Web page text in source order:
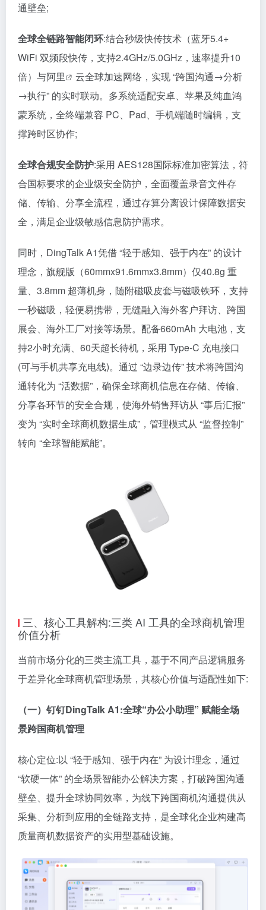
通壁垒;
全球全链路智能闭环:结合秒级快传技术（蓝牙5.4+
WiFi 双频段快传，支持2.4GHz/5.0GHz，速率提升10
倍）与阿里
云全球加速网络，实现 “跨国沟通→分析
→执行” 的实时联动。多系统适配安卓、苹果及纯血鸿
蒙系统，全终端兼容 PC、Pad、手机端随时编辑，支
撑跨时区协作;
全球合规安全防护:采用 AES128国际标准加密算法，符
合国标要求的企业级安全防护，全面覆盖录音文件存
储、传输、分享全流程，通过存算分离设计保障数据安
全，满足企业级敏感信息防护需求。
同时，DingTalk A1凭借 “轻于感知、强于内在” 的设计
理念，旗舰版（60mmx91.6mmx3.8mm）仅40.8g 重
量、3.8mm 超薄机身，随附磁吸皮套与磁吸铁环，支持
一秒磁吸，轻便易携带，无缝融入海外客户拜访、跨国
展会、海外工厂对接等场景。配备660mAh 大电池，支
持2小时充满、60天超长待机，采用 Type-C 充电接口
(可与手机共享充电线)。通过 “边录边传” 技术将跨国沟
通转化为 “活数据”，确保全球商机信息在存储、传输、
分享各环节的安全合规，使海外销售拜访从 “事后汇报”
变为 “实时全球商机数据生成”，管理模式从 “监督控制”
转向 “全球智能赋能”。
三、核心工具解构:三类 AI 工具的全球商机管理
价值分析
当前市场分化的三类主流工具，基于不同产品逻辑服务
于差异化全球商机管理场景，其核心价值与适配性如下:
（一）钉钉DingTalk A1:全球“办公小助理” 赋能全场
景跨国商机管理
核心定位:以 “轻于感知、强于内在” 为设计理念，通过
“软硬一体” 的全场景智能办公解决方案，打破跨国沟通
壁垒、提升全球协同效率，为线下跨国商机沟通提供从
采集、分析到应用的全链路支持，是全球化企业构建高
质量商机数据资产的实用型基础设施。